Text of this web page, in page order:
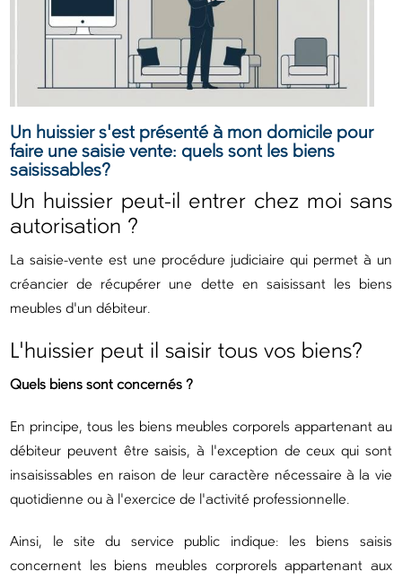
Un huissier s'est présenté à mon domicile pour
faire une saisie vente: quels sont les biens
saisissables?
Un huissier peut-il entrer chez moi sans
autorisation ?
La saisie-vente est une procédure judiciaire qui permet à un
créancier de récupérer une dette en saisissant les biens
meubles d'un débiteur.
L'huissier peut il saisir tous vos biens?
Quels biens sont concernés ?
En principe, tous les biens meubles corporels appartenant au
débiteur peuvent être saisis, à l'exception de ceux qui sont
insaisissables en raison de leur caractère nécessaire à la vie
quotidienne ou à l'exercice de l'activité professionnelle.
Ainsi, le site du service public indique: les biens saisis
concernent les biens meubles corprorels appartenant aux